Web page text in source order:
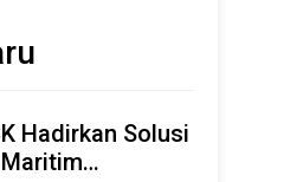
Hadirkan Solusi